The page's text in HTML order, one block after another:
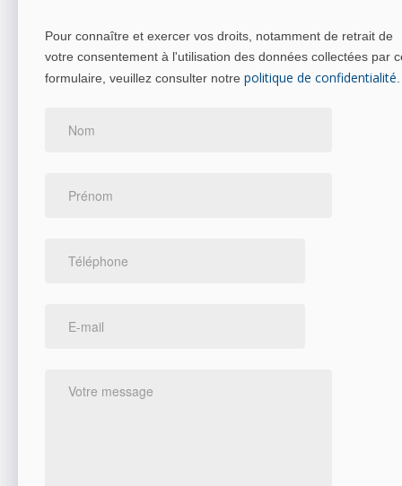
Pour connaître et exercer vos droits, notamment de retrait de
votre consentement à l'utilisation des données collectées par
formulaire, veuillez consulter notre politique de confidentialité.